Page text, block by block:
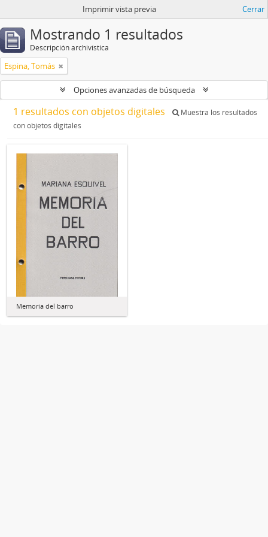
Imprimir vista previa Cerrar
Mostrando 1 resultados
Descripción archivística
Espina, Tomás
Opciones avanzadas de búsqueda
1 resultados con objetos digitales
Muestra los resultados
con objetos digitales
Memoria del barro